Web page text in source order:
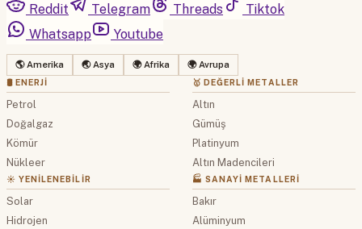
Reddit
Telegram Threads
Tiktok
Whatsapp
Youtube
🌎 Amerika 🌏 Asya 🌍 Afrika 🌍 Avrupa
🛢 ENERJI
Petrol
Doğalgaz
Kömür
Nükleer
☀️ YENILENEBILIR
Solar
Hidrojen
🥇 DEĞERLI METALLER
Altın
Gümüş
Platinyum
Altın Madencileri
🏭 SANAYI METALLERI
Bakır
Alüminyum